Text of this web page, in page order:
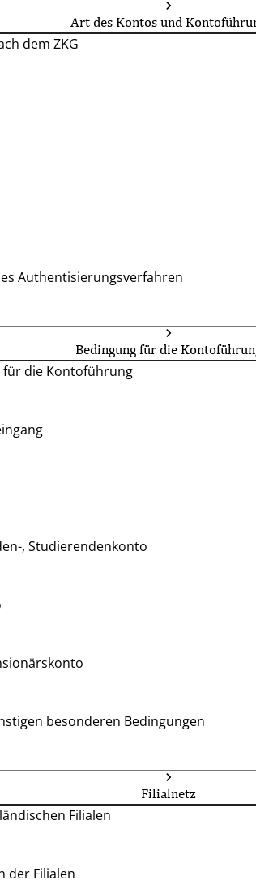
Art des Kontos und
dem ZKG
Authentisierungsverfahren
Bedingung für die
für die Kontoführung
, Studierendenkonto
besonderen Bedingungen
Filialnetz
Filialen
der Filialen